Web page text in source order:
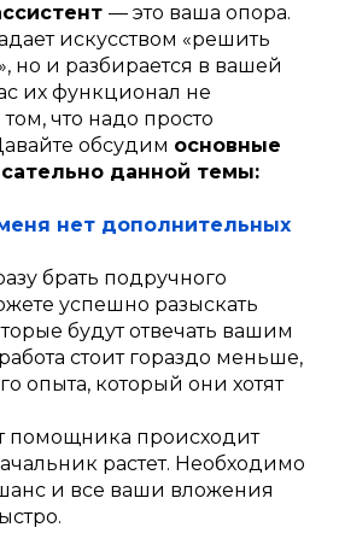
— это ваша опора.
искусством «решить
но и разбирается в вашей
их функционал не
что надо просто
обсудим основные
данной темы:
нет дополнительных
брать подручного
успешно разыскать
будут отвечать вашим
стоит гораздо меньше,
опыта, который они хотят
помощника происходит
растет. Необходимо
шанс и все ваши вложения